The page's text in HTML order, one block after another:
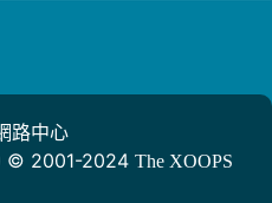
路中心
© 2001-2024 The XOOPS